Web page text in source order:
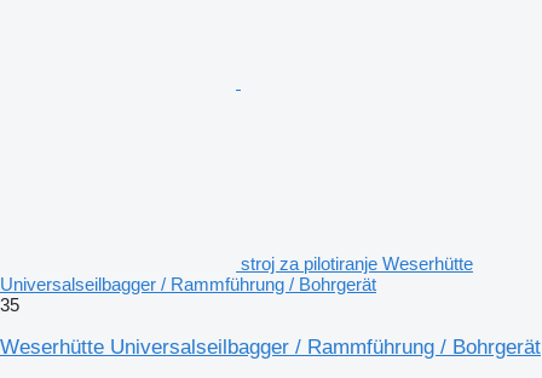
stroj za pilotiranje Weserhütte
Universalseilbagger / Rammführung / Bohrgerät
35
Weserhütte Universalseilbagger / Rammführung / Bohrgerät